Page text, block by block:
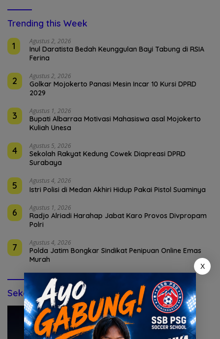
Trending this Week
1
Agustus 2, 2026
Inul Daratista Bedah Keunggulan Bayi Tabung di RSIA
Ferina
2 Agustus 2, 2026
Golkar Mojokerto Panasi Mesin Incar 10 Kursi DPRD
2029
3 Agustus 1, 2026
Bupati Albarraa Motivasi Mahasiswa asal Mojokerto
Kuliah Unesa
4 Agustus 5, 2026
Sekolah Rakyat Kedung Cowek Diapreasi DPRD
Surabaya
5 Agustus 4, 2026
Istri Polisi di Medan Akhiri Hidup Pakai Pistol Suaminya
6 Agustus 1, 2026
Radjo Alriadi Harahap Jabat Karo Provos Divpropam
Polri
7 Agustus 4, 2026
Polda Jatim Bongkar Sindikat Penipuan Online Emas
Murah
Sekolah Bola & Futsal (IKLAN)
X